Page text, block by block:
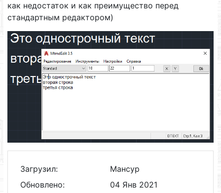
как недостаток и как преимущество перед
стандартным редактором)
Загрузил:
Мансур
Обновлено:
04 Янв 2021